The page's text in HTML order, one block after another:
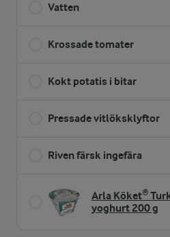
Vatten
Krossade tomater
Kokt potatis i bitar
Pressade vitlöksklyftor
Riven färsk ingefära
Arla Köket®
yoghurt 200 g